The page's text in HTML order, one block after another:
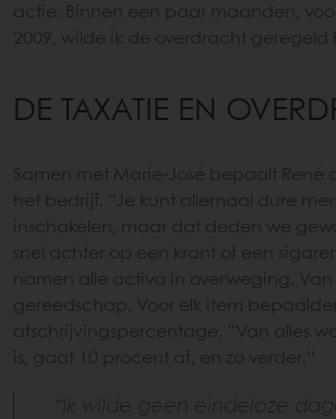
actie. Binnen een paar maanden,
2009, wilde ik de overdracht geregeld
DE TAXATIE EN
Samen met Marie-José bepaalt René
het bedrijf. “Je kunt allemaal dure
inschakelen, maar dat deden we
snel achter op een krant of een
namen alle activa in overweging. Van
gereedschap. Voor elk item
afschrijvingspercentage. “Van alles
is, gaat 10 procent af, en zo verder.”
“Ik wilde geen eindeloze